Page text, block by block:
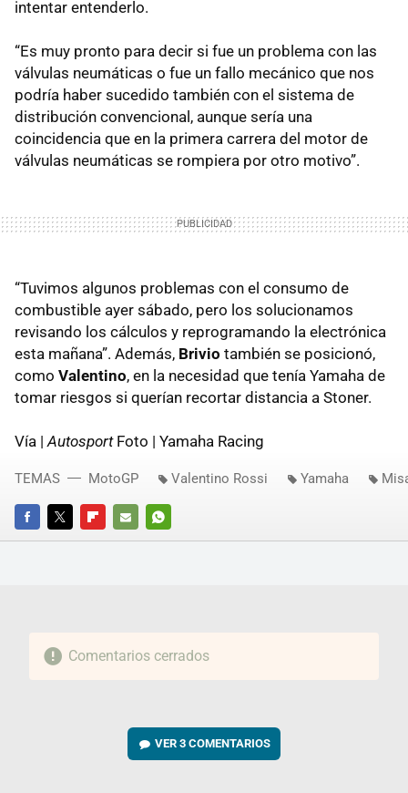
intentar entenderlo.
“Es muy pronto para decir si fue un problema con las
válvulas neumáticas o fue un fallo mecánico que nos
podría haber sucedido también con el sistema de
distribución convencional, aunque sería una
coincidencia que en la primera carrera del motor de
válvulas neumáticas se rompiera por otro motivo”.
“Tuvimos algunos problemas con el consumo de
combustible ayer sábado, pero los solucionamos
revisando los cálculos y reprogramando la electrónica
esta mañana”. Además, Brivio también se posicionó,
como Valentino, en la necesidad que tenía Yamaha de
tomar riesgos si querían recortar distancia a Stoner.
Vía |AutosportFoto | Yamaha Racing
FACEBOOKTWITTERFLIPBOARD
E-
WHATSAPP
TEMAS MotoGP Valentino Rossi Yamaha
Comentarios cerrados
VER3 COMENTARIOS